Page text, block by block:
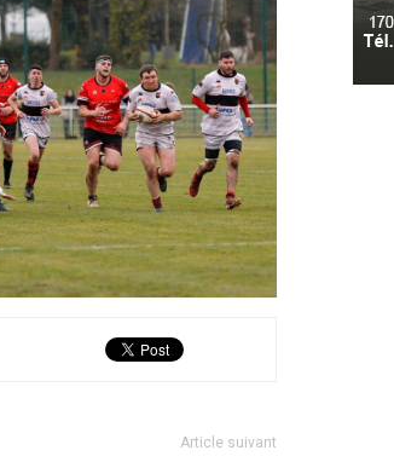
Article suivant